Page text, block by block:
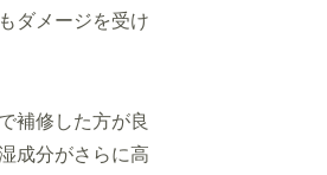
ダメージを受け
補修した方が良
成分がさらに高